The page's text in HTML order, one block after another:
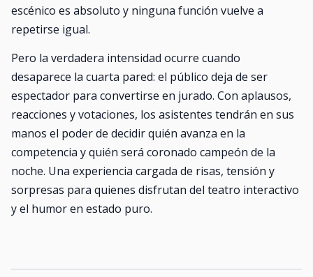
escénico es absoluto y ninguna función vuelve a
repetirse igual.
Pero la verdadera intensidad ocurre cuando
desaparece la cuarta pared: el público deja de ser
espectador para convertirse en jurado. Con aplausos,
reacciones y votaciones, los asistentes tendrán en sus
manos el poder de decidir quién avanza en la
competencia y quién será coronado campeón de la
noche. Una experiencia cargada de risas, tensión y
sorpresas para quienes disfrutan del teatro interactivo
y el humor en estado puro.